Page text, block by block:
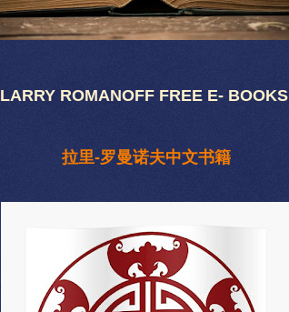
LARRY ROMANOFF FREE E- BOOKS
拉里-罗曼诺夫中文书籍